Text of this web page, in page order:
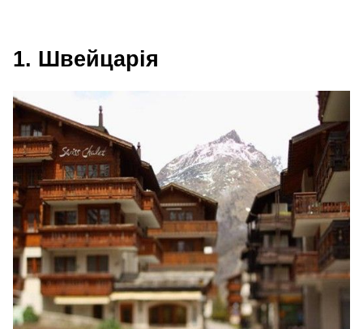
1. Швейцарія